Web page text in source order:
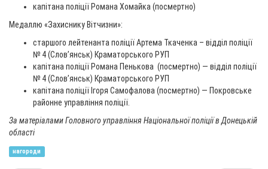
капітана поліції Романа Хомайка (посмертно)
Медаллю «Захиснику Вітчизни»:
старшого лейтенанта поліції Артема Ткаченка – відділ поліції
№ 4 (Слов’янськ) Краматорського РУП
капітана поліції Романа Пенькова (посмертно) — відділ поліції
№ 4 (Слов’янськ) Краматорського РУП
капітана поліції Ігоря Самофалова (посмертно) — Покровське
районне управління поліції.
За матеріалами Головного управління Національної поліції в Донецькій
області
нагороди